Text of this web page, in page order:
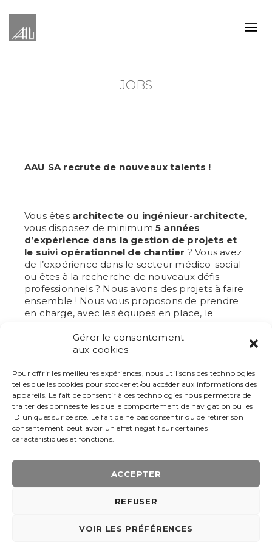
Gérer le consentement
aux cookies
Pour offrir les meilleures expériences, nous utilisons des technologies
telles que les cookies pour stocker et/ou accéder aux informations des
appareils. Le fait de consentir à ces technologies nous permettra de
traiter des données telles que le comportement de navigation ou les
ID uniques sur ce site. Le fait de ne pas consentir ou de retirer son
consentement peut avoir un effet négatif sur certaines
caractéristiques et fonctions.
ACCEPTER
REFUSER
VOIR LES PRÉFÉRENCES
JOBS
AAU SA recrute de nouveaux talents !
Vous êtes architecte ou ingénieur-architecte,
vous disposez de minimum 5 années
d’expérience dans la gestion de projets et
le suivi opérationnel de chantier ? Vous avez
de l’expérience dans le secteur médico-social
ou êtes à la recherche de nouveaux défis
professionnels ? Nous avons des projets à faire
ensemble ! Nous vous proposons de prendre
en charge, avec les équipes en place, le
développement de nouveaux projets, de
l’avant-projet jusqu’à la réception des travaux.
ci-dessous